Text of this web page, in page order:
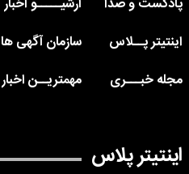
پادکست و صدا
آرشیـــــو اخبار
اینتیتر پــلاس
سازمان آگهی ها
مجله خبـــری
مهمتریــن اخبار
اینتیتر پلاس